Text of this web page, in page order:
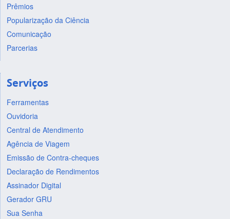
Prêmios
Popularização da Ciência
Comunicação
Parcerias
Serviços
Ferramentas
Ouvidoria
Central de Atendimento
Agência de Viagem
Emissão de Contra-cheques
Declaração de Rendimentos
Assinador Digital
Gerador GRU
Sua Senha